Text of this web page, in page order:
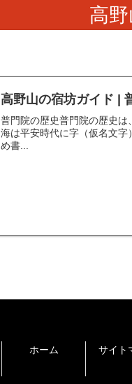
高
高野山の宿坊ガイド |
普門院の歴史普門院の歴史
海は平安時代に字（仮名文
め書...
ホーム サイト